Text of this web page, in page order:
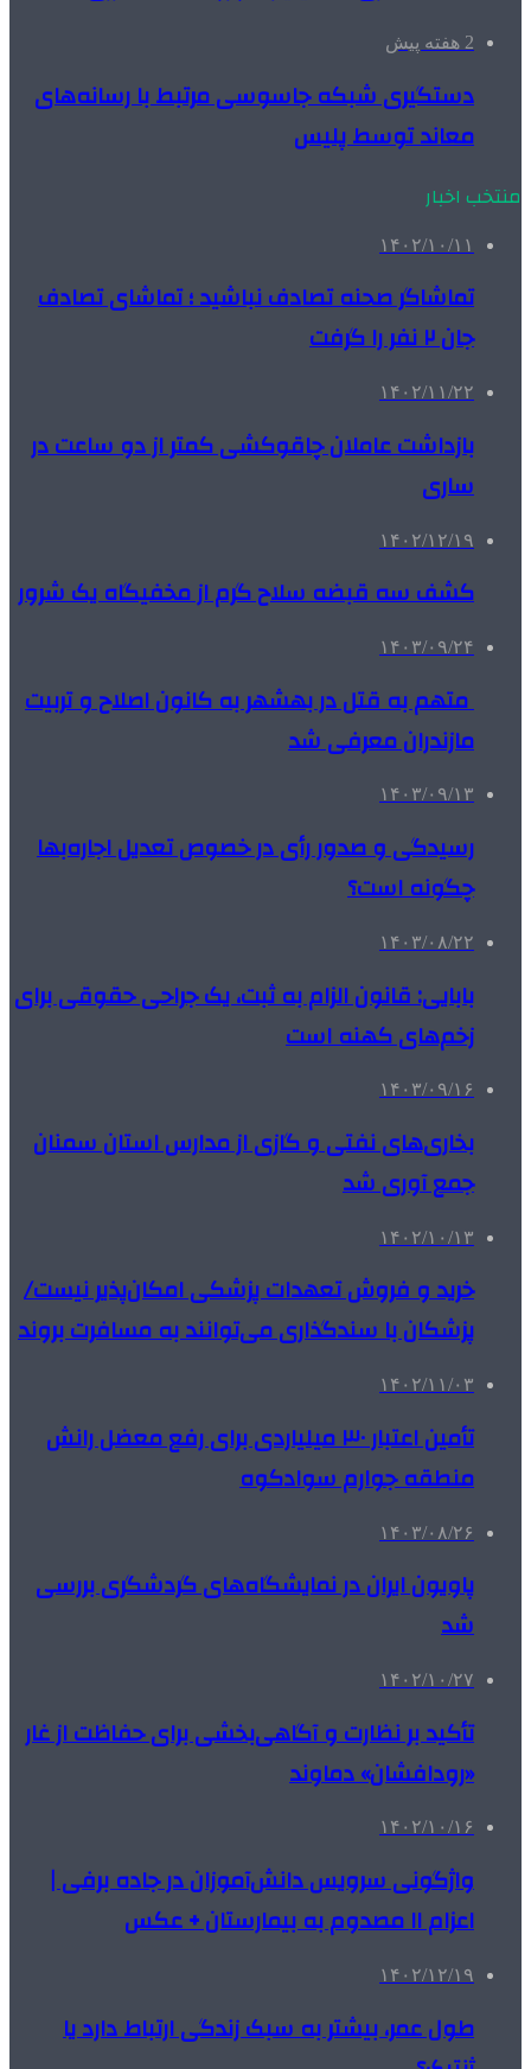
2 هفته پیش
دستگیری شبکه جاسوسی مرتبط با رسانه‌های
معاند توسط پلیس
منتخب اخبار
۱۴۰۲/۱۰/۱۱
تماشاگر صحنه تصادف نباشید ؛ تماشای تصادف
جان ۲ نفر را گرفت
۱۴۰۲/۱۱/۲۲
بازداشت عاملان چاقوکشی کمتر از دو ساعت در
ساری
۱۴۰۲/۱۲/۱۹
کشف سه قبضه سلاح گرم از مخفیگاه یک شرور
۱۴۰۳/۰۹/۲۴
متهم به قتل در بهشهر به کانون اصلاح و تربیت
مازندران معرفی شد
۱۴۰۳/۰۹/۱۳
رسیدگی و صدور رأی در خصوص تعدیل اجاره‌بها
چگونه است؟
۱۴۰۳/۰۸/۲۲
بابایی: قانون الزام به ثبت، یک جراحی حقوقی برای
زخم‌های کهنه است
۱۴۰۳/۰۹/۱۶
بخاری‌های نفتی و گازی از مدارس استان سمنان
جمع آوری شد
۱۴۰۲/۱۰/۱۳
خرید و فروش تعهدات پزشکی امکان‌پذیر نیست/
پزشکان با سندگذاری می‌توانند به مسافرت بروند
۱۴۰۲/۱۱/۰۳
تأمین اعتبار ۳۰ میلیاردی برای رفع معضل رانش
منطقه جوارم سوادکوه
۱۴۰۳/۰۸/۲۶
پاویون ایران در نمایشگاه‌های گردشگری بررسی
شد
۱۴۰۲/۱۰/۲۷
تأکید بر نظارت و آگاهی‌بخشی برای حفاظت از غار
«رودافشان» دماوند
۱۴۰۲/۱۰/۱۶
واژگونی سرویس دانش‌آموزان در جاده برفی |
اعزام ۱۱ مصدوم به بیمارستان + عکس
۱۴۰۲/۱۲/۱۹
طول عمر، بیشتر به سبک زندگی ارتباط دارد یا